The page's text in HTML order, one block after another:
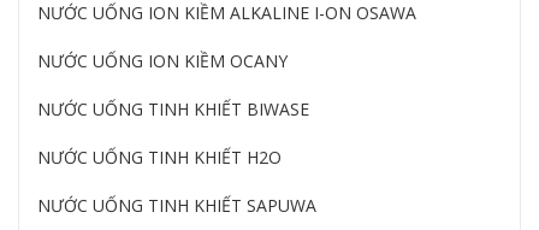
NƯỚC UỐNG ION KIỀM ALKALINE I-ON OSAWA
NƯỚC UỐNG ION KIỀM OCANY
NƯỚC UỐNG TINH KHIẾT BIWASE
NƯỚC UỐNG TINH KHIẾT H2O
NƯỚC UỐNG TINH KHIẾT SAPUWA